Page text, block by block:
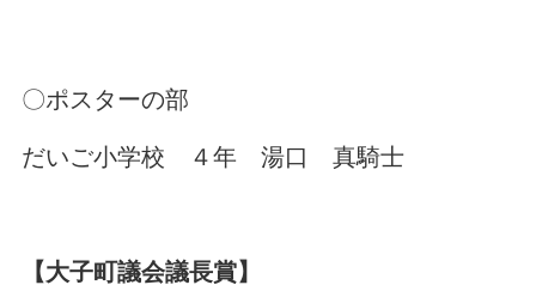
〇ポスターの部
だいご小学校 ４年 湯口 真騎士
【大子町議会議長賞】